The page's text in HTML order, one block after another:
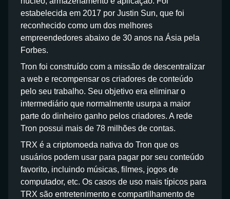
estabelecida em 2017 por Justin Sun, que foi
reconhecido como um dos melhores
empreendedores abaixo de 30 anos na Ásia pela
Forbes.
Tron foi construído com a missão de descentralizar
a web e recompensar os criadores de conteúdo
pelo seu trabalho. Seu objetivo era eliminar o
intermediário que normalmente usurpa a maior
parte do dinheiro ganho pelos criadores. A rede
Tron possui mais de 78 milhões de contas.
TRX é a criptomoeda nativa do Tron que os
usuários podem usar para pagar por seu conteúdo
favorito, incluindo músicas, filmes, jogos de
computador, etc. Os casos de uso mais típicos para
TRX são entretenimento e compartilhamento de